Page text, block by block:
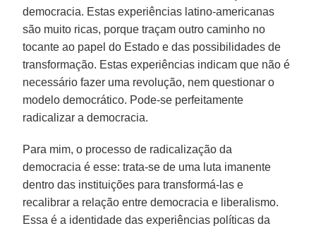
democracia. Estas experiências latino-americanas
são muito ricas, porque traçam outro caminho no
tocante ao papel do Estado e das possibilidades de
transformação. Estas experiências indicam que não é
necessário fazer uma revolução, nem questionar o
modelo democrático. Pode-se perfeitamente
radicalizar a democracia.
Para mim, o processo de radicalização da
democracia é esse: trata-se de uma luta imanente
dentro das instituições para transformá-las e
recalibrar a relação entre democracia e liberalismo.
Essa é a identidade das experiências políticas da